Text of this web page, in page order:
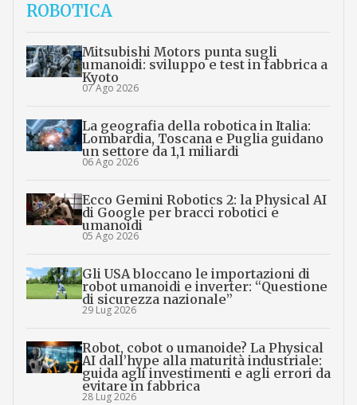
ROBOTICA
Mitsubishi Motors punta sugli
umanoidi: sviluppo e test in fabbrica a
Kyoto
07 Ago 2026
La geografia della robotica in Italia:
Lombardia, Toscana e Puglia guidano
un settore da 1,1 miliardi
06 Ago 2026
Ecco Gemini Robotics 2: la Physical AI
di Google per bracci robotici e
umanoidi
05 Ago 2026
Gli USA bloccano le importazioni di
robot umanoidi e inverter: “Questione
di sicurezza nazionale”
29 Lug 2026
Robot, cobot o umanoide? La Physical
AI dall’hype alla maturità industriale:
guida agli investimenti e agli errori da
evitare in fabbrica
28 Lug 2026